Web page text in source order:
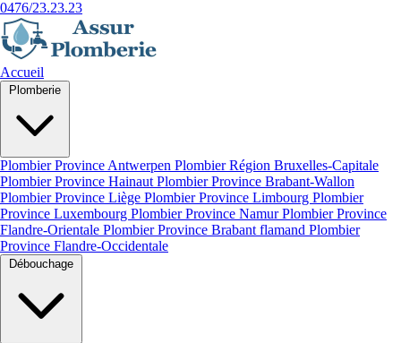
0476/23.23.23
Accueil
Plombier Province Antwerpen Plombier Région Bruxelles-Capitale
Plombier Province Hainaut Plombier Province Brabant-Wallon
Plombier Province Liège Plombier Province Limbourg Plombier
Province Luxembourg Plombier Province NamurPlombier Province
Flandre-Orientale Plombier Province Brabant flamand Plombier
Province Flandre-Occidentale